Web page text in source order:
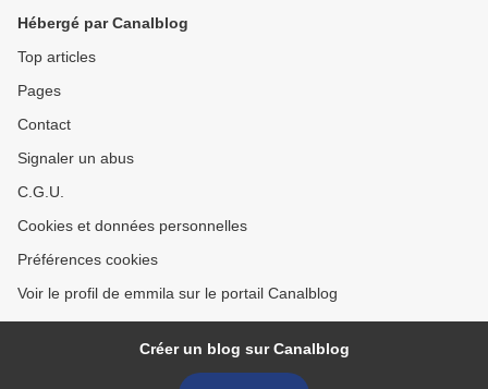
Hébergé par Canalblog
Top articles
Pages
Contact
Signaler un abus
C.G.U.
Cookies et données personnelles
Préférences cookies
Voir le profil de emmila sur le portail Canalblog
Créer un blog sur Canalblog